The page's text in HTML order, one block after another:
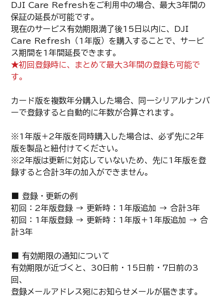
DJI Care Refreshをご利用中の場合、最大3年間の
保証の延長が可能です。
現在のサービス有効期限満了後15日以内に、DJI
Care Refresh（1年版）を購入することで、サービ
ス期間を1年間延長できます。
★初回登録時に、まとめて最大3年間の登録も可能で
す。
カード版を複数年分購入した場合、同一シリアルナンバ
ーで登録すると自動的に年数が合算されます。
※1年版＋2年版を同時購入した場合は、必ず先に2年
版を製品と紐付けてください。
※2年版は更新に対応していないため、先に1年版を登
録すると合計3年の加入ができません。
■ 登録・更新の例
初回：2年版登録 → 更新時：1年版追加 → 合計3年
初回：1年版登録 → 更新時：1年版＋1年版追加 → 合
計3年
■ 有効期限の通知について
有効期限が近づくと、30日前・15日前・7日前の3
回、
登録メールアドレス宛にお知らせメールが届きます。